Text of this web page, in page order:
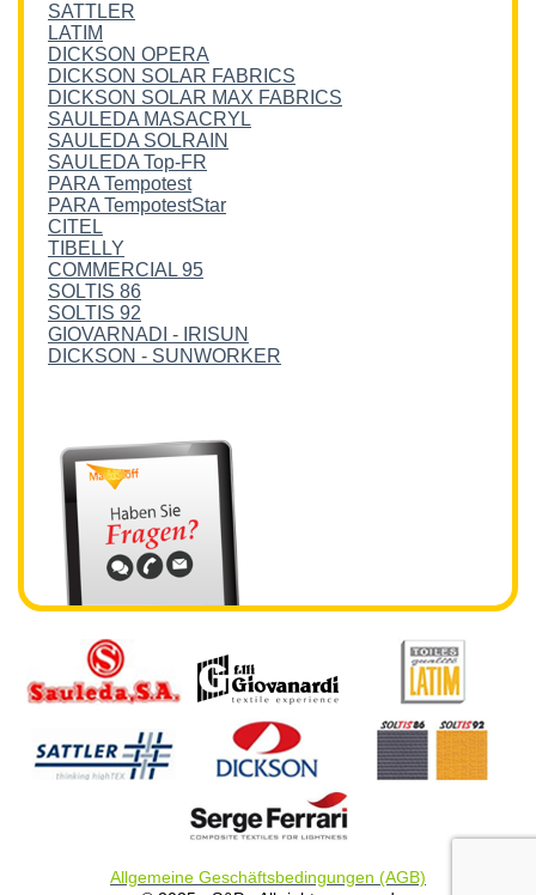
SATTLER
LATIM
DICKSON OPERA
DICKSON SOLAR FABRICS
DICKSON SOLAR MAX FABRICS
SAULEDA MASACRYL
SAULEDA SOLRAIN
SAULEDA Top-FR
PARA Tempotest
PARA TempotestStar
CITEL
TIBELLY
COMMERCIAL 95
SOLTIS 86
SOLTIS 92
GIOVARNADI - IRISUN
DICKSON - SUNWORKER
Allgemeine Geschäftsbedingungen (AGB)